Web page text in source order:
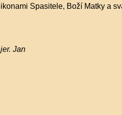
ikonami Spasitele, Boží Matky a
jer. Jan